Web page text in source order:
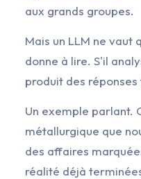
aux grands groupes.
Mais un LLM ne vaut
donne à lire. S'il
produit des
Un exemple parlant.
métallurgique que
des affaires
réalité déjà